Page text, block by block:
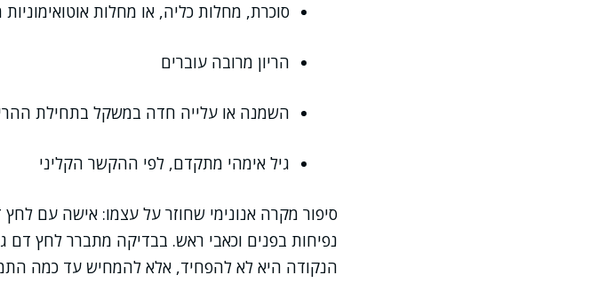
סוכרת, מחלות כליה, או מחלות אוטואימוניות
הריון מרובה עוברים
השמנה או עלייה חדה במשקל בתחילת
גיל אימהי מתקדם, לפי ההקשר הקליני
סיפור מקרה אנונימי שחוזר על עצמו: אישה עם
נפיחות בפנים וכאבי ראש. בבדיקה מתברר לחץ דם
הנקודה היא לא להפחיד, אלא להמחיש עד כמה